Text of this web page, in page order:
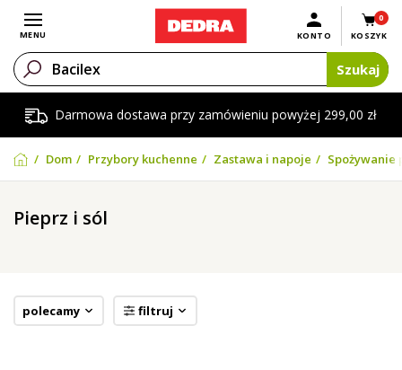
Darmowa dostawa przy zamówieniu powyżej 299,00 zł
Otwórz menu
MENU
0
KOSZYK
KONTO
Szukaj
Dom Przybory kuchenne Zastawa i napoje Spożywanie
Pieprz i sól
polecamy filtruj